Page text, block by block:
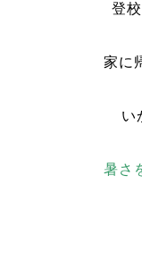
登
家に
い
暑さ